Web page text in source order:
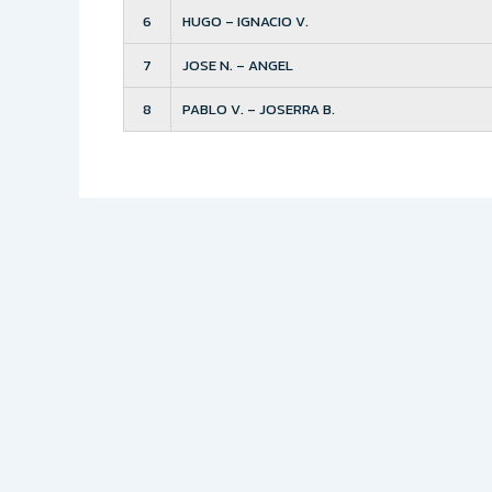
6 HUGO – IGNACIO V.
7 JOSE N. – ANGEL
8 PABLO V. – JOSERRA B.